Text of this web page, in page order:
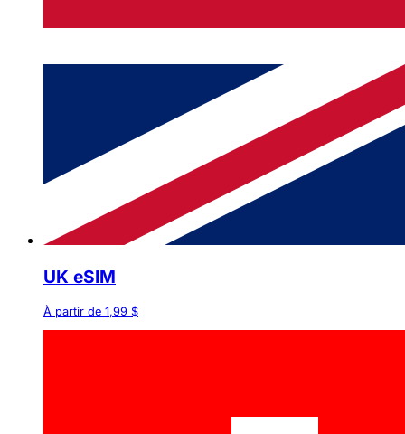
UK eSIM
À partir de 1,99 $